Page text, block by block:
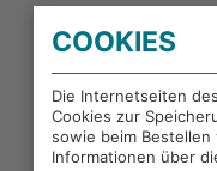
PORTALE DES
EXTERNE LINKS
COOKIES
Die Internetseiten
Cookies zur
sowie beim Bestellen
Informationen über